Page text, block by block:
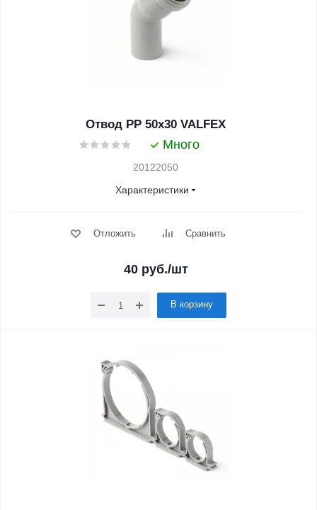
Отвод PP 50x30 VALFEX
Много
20122050
Характеристики
Отложить Сравнить
40 руб./шт
В корзину